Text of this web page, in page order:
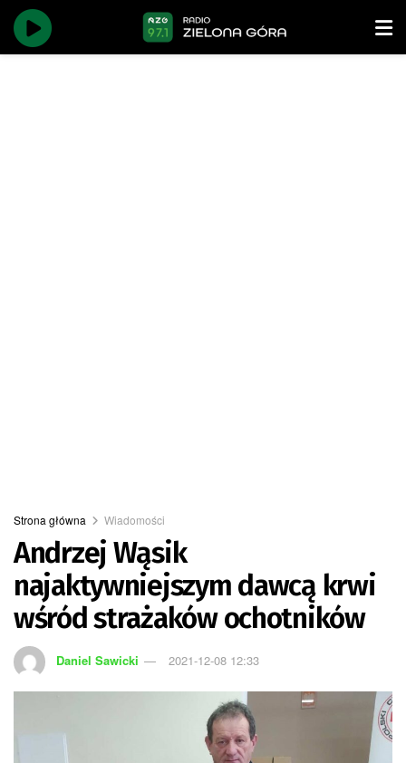
Strona główna Wiadomości
Andrzej Wąsik
najaktywniejszym dawcą krwi
wśród strażaków ochotników
Daniel Sawicki 2021-12-08 12:33